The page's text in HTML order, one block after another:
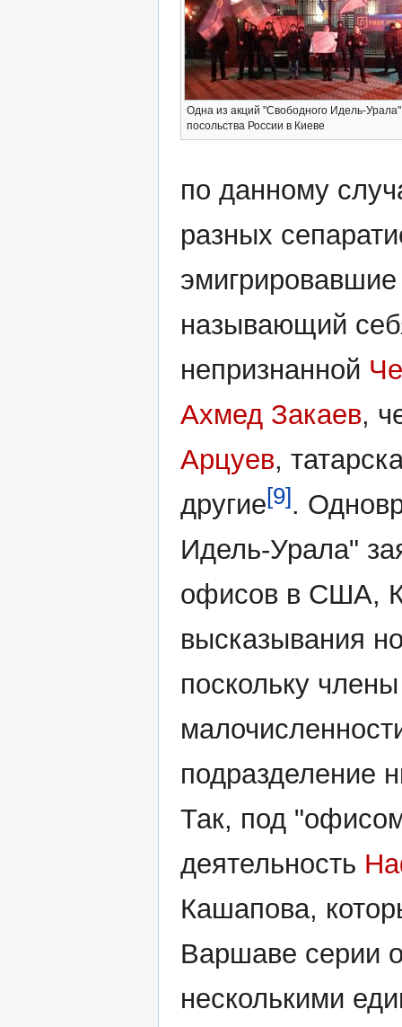
Одна из акций "Свободного Идель-Урала"
посольства России в Киеве
по данному
разных
называющий
непризнанной
Ахмед Закаев,
Арцуев,
другие[9].
Идель-Урала"
офисов в США,
высказывания
поскольку
подразделение
Так, под
деятельность
Кашапова,
Варшаве серии
несколькими